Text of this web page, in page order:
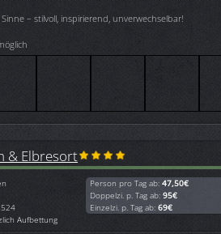
– stilvoll, inspirierend, unverwechselbar!
& Elbresort
Aufbettung
Person pro Tag ab: 47,50€
Doppelzi. p. Tag ab: 95€
Einzelzi. p. Tag ab: 69€